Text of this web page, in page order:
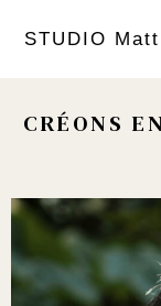
STUDIO M
CRÉONS